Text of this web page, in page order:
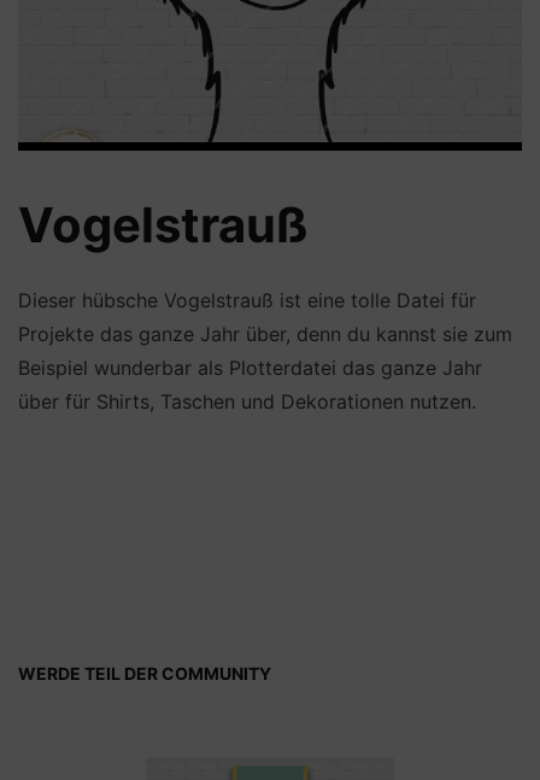
Vogelstrauß
Dieser hübsche Vogelstrauß ist eine tolle Datei für
Projekte das ganze Jahr über, denn du kannst sie zum
Beispiel wunderbar als Plotterdatei das ganze Jahr
über für Shirts, Taschen und Dekorationen nutzen.
WERDE TEIL DER COMMUNITY